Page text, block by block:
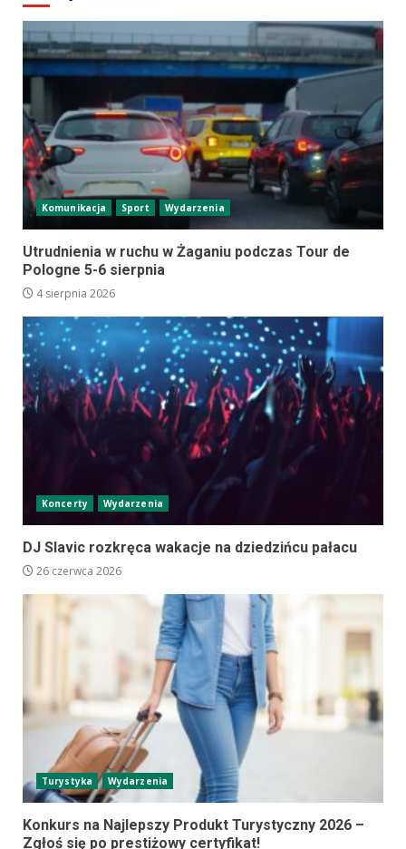
Komunikacja Sport Wydarzenia
Utrudnienia w ruchu w Żaganiu podczas Tour de
Pologne 5-6 sierpnia
4 sierpnia 2026
Koncerty Wydarzenia
DJ Slavic rozkręca wakacje na dziedzińcu pałacu
26 czerwca 2026
Turystyka Wydarzenia
Konkurs na Najlepszy Produkt Turystyczny 2026 –
Zgłoś się po prestiżowy certyfikat!